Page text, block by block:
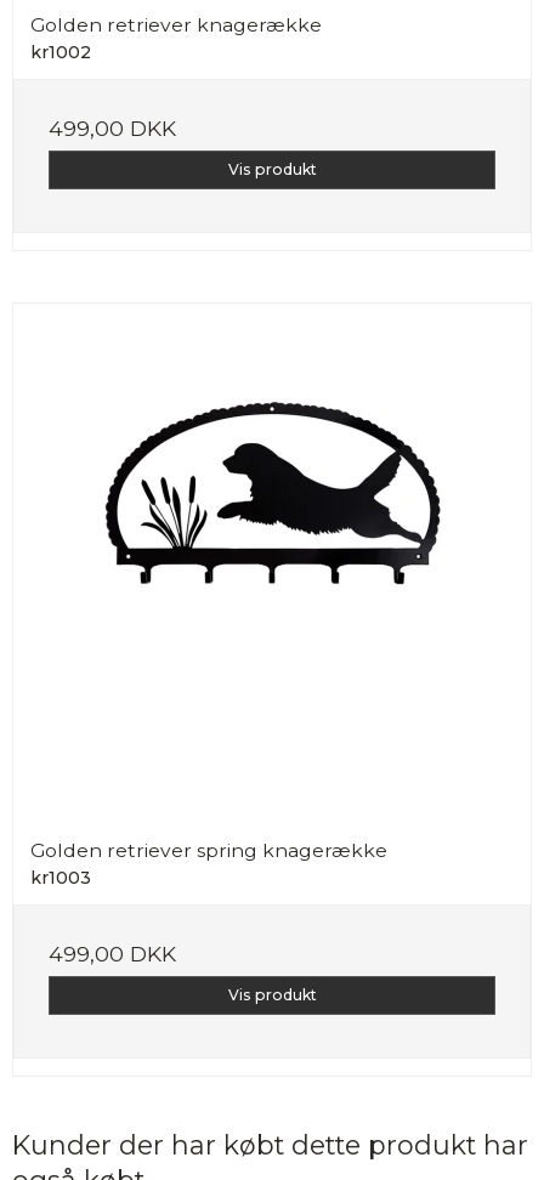
Golden retriever knagerække
kr1002
499,00 DKK
Vis produkt
Golden retriever spring knagerække
kr1003
499,00 DKK
Vis produkt
Kunder der har købt dette produkt har